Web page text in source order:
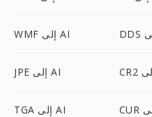
WMF إلى AI
JPE إلى AI
TGA إلى AI